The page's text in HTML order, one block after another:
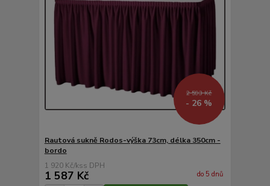
2 593 Kč
- 26 %
Rautová sukně Rodos-výška 73cm, délka 350cm -
bordo
1 920 Kč/ks
1 587 Kč do 5 dnů